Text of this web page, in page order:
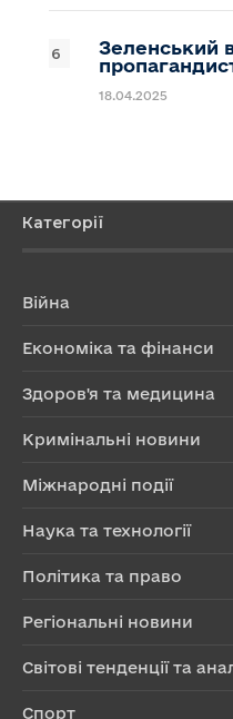
Зеленський
18.04.2025
Категорії
Війна
Економіка та фінанси
Здоров'я та медицина
Кримінальні новини
Міжнародні події
Наука та технології
Політика та право
Регіональні новини
Світові тенденції та
Спорт